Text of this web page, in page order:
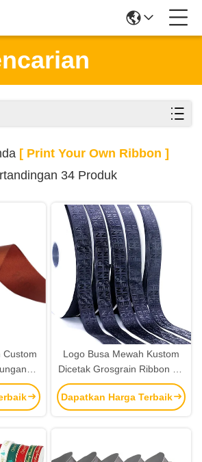
[ Print Your Own Ribbon ]
34 Produk
Custom
Perak
Logo Busa Mewah Kustom
Dicetak Grosgrain Ribbon 3D
Raised Logo Branded Ribbon
Dapatkan Harga Terbaik